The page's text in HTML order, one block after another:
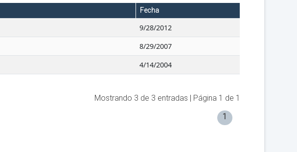
Fecha
9/28/2012
8/29/2007
4/14/2004
Mostrando 3 de 3 entradas | Página 1 de 1
1